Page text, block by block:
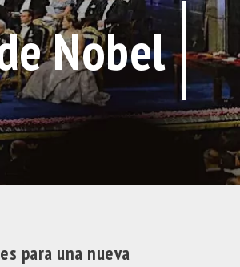
Nobel
para una nueva